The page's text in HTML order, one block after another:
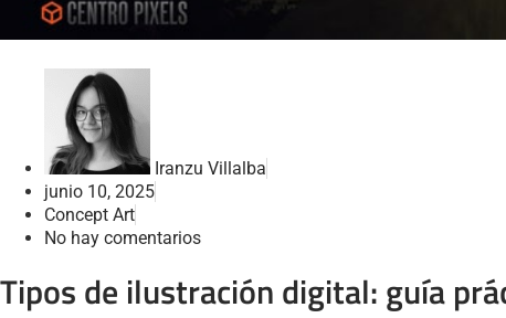
Iranzu Villalba
junio 10, 2025
Concept Art
No hay comentarios
Tipos de ilustración digital: guía